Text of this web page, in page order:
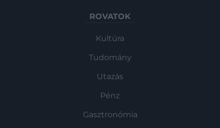
ROVATOK
Kultúra
Tudomány
Utazás
Pénz
Gasztronómia